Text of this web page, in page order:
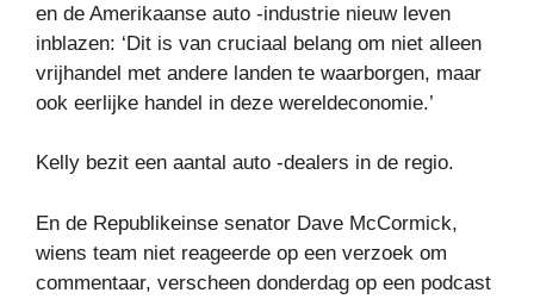
en de Amerikaanse auto -industrie nieuw leven
inblazen: ‘Dit is van cruciaal belang om niet alleen
vrijhandel met andere landen te waarborgen, maar
ook eerlijke handel in deze wereldeconomie.’
Kelly bezit een aantal auto -dealers in de regio.
En de Republikeinse senator Dave McCormick,
wiens team niet reageerde op een verzoek om
commentaar, verscheen donderdag op een podcast